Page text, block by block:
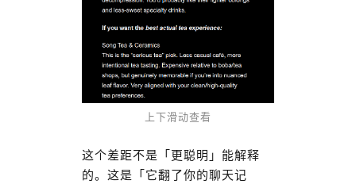
上下滑动查看
这个差距不是「更聪明」能解释
的。这是「它翻了你的聊天记